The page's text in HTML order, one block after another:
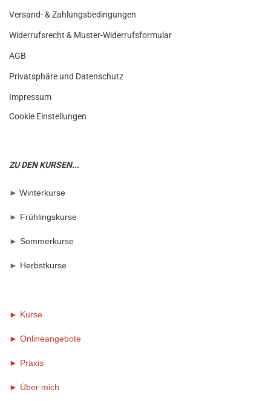
Versand- & Zahlungsbedingungen
Widerrufsrecht & Muster-Widerrufsformular
AGB
Privatsphäre und Datenschutz
Impressum
Cookie Einstellungen
ZU DEN KURSEN...
► Winterkurse
► Frühlingskurse
► Sommerkurse
► Herbstkurse
► Kurse
► Onlineangebote
► Praxis
► Über mich